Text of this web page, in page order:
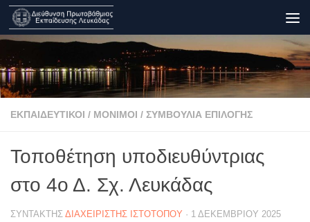
Skip to content
ΕΚΠΑΙΔΕΥΤΙΚΟΊ / ΜΌΝΙΜΟΙ / ΣΥΜΒΟΎΛΙΑ ΕΠΙΛΟΓΉΣ
Τοποθέτηση υποδιευθύντριας
στο 4ο Δ. Σχ. Λευκάδας
ΣΥΝΤΆΚΤΗΣ ΔΙΑΧΕΙΡΙΣΤΉΣ ΙΣΤΟΤΌΠΟΥ · 1 ΔΕΚΕΜΒΡΊΟΥ 2025